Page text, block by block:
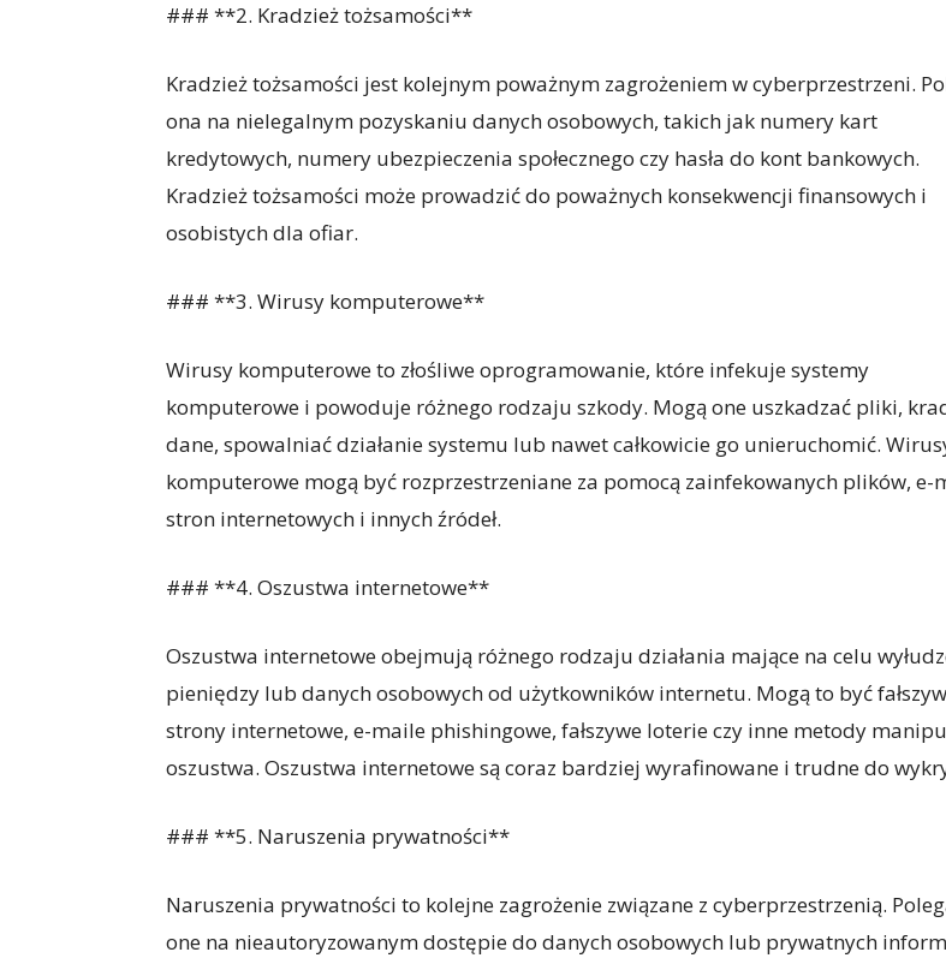
### **2. Kradzież tożsamości**
Kradzież tożsamości jest kolejnym poważnym zagrożeniem w cyberprzestrzeni.
ona na nielegalnym pozyskaniu danych osobowych, takich jak numery kart
kredytowych, numery ubezpieczenia społecznego czy hasła do kont bankowych.
Kradzież tożsamości może prowadzić do poważnych konsekwencji finansowych i
osobistych dla ofiar.
### **3. Wirusy komputerowe**
Wirusy komputerowe to złośliwe oprogramowanie, które infekuje systemy
komputerowe i powoduje różnego rodzaju szkody. Mogą one uszkadzać pliki,
dane, spowalniać działanie systemu lub nawet całkowicie go unieruchomić.
komputerowe mogą być rozprzestrzeniane za pomocą zainfekowanych plików, e-
stron internetowych i innych źródeł.
### **4. Oszustwa internetowe**
Oszustwa internetowe obejmują różnego rodzaju działania mające na celu
pieniędzy lub danych osobowych od użytkowników internetu. Mogą to być
strony internetowe, e-maile phishingowe, fałszywe loterie czy inne metody
oszustwa. Oszustwa internetowe są coraz bardziej wyrafinowane i trudne do
### **5. Naruszenia prywatności**
Naruszenia prywatności to kolejne zagrożenie związane z cyberprzestrzenią.
one na nieautoryzowanym dostępie do danych osobowych lub prywatnych